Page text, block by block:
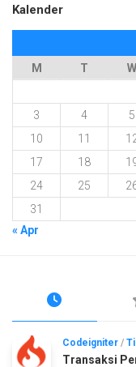
Kalender
M
T W
3
4 5
10
11
17
18
24
25
31
« Apr
Codeigniter /
Transaksi